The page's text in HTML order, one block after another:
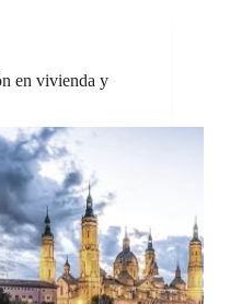
en vivienda y